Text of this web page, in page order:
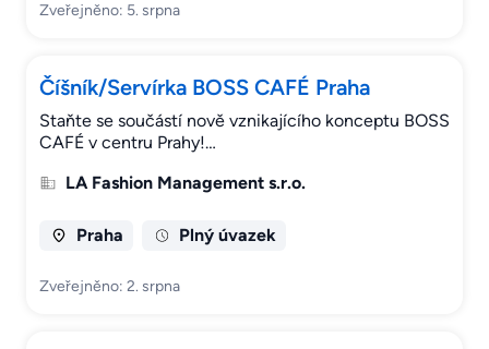
Zveřejněno: 5. srpna
Číšník/Servírka BOSS CAFÉ Praha
Staňte se součástí nově vznikajícího konceptu BOSS
CAFÉ v centru Prahy!…
LA Fashion Management s.r.o.
Praha Plný úvazek
Zveřejněno: 2. srpna